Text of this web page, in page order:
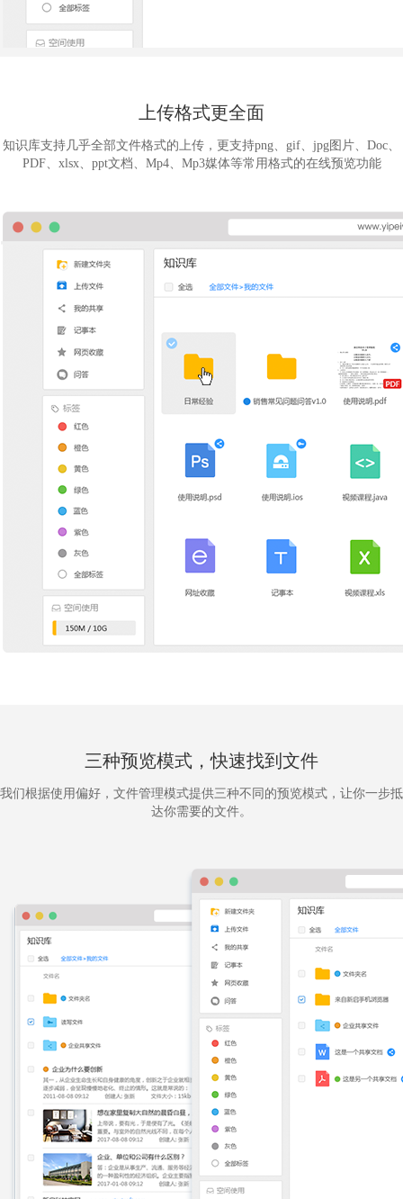
上传格式更全面
知识库支持几乎全部文件格式的上传，更支持png、gif、jpg图片、Doc、
PDF、xlsx、ppt文档、Mp4、Mp3媒体等常用格式的在线预览功能
三种预览模式，快速找到文件
我们根据使用偏好，文件管理模式提供三种不同的预览模式，让你一步抵
达你需要的文件。